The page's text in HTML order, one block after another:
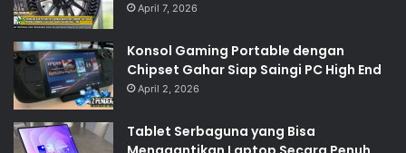
April 7, 2026
Konsol Gaming Portable dengan
Chipset Gahar Siap Saingi PC High End
April 2, 2026
Tablet Serbaguna yang Bisa